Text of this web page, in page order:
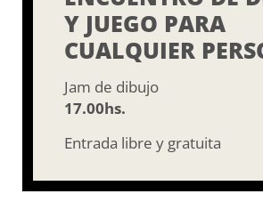
Y JUEGO PARA
CUALQUIER
Jam de dibujo
17.00hs.
Entrada libre y gratuita